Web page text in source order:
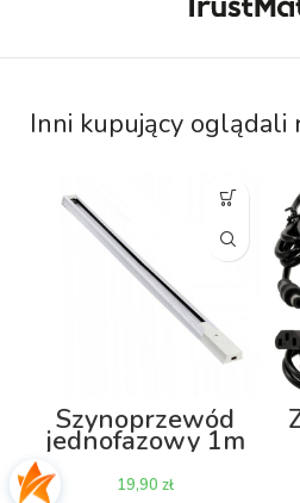
Inni kupujący oglądali
Szynoprzewód
jednofazowy 1m
do opraw
szynowych –
zł